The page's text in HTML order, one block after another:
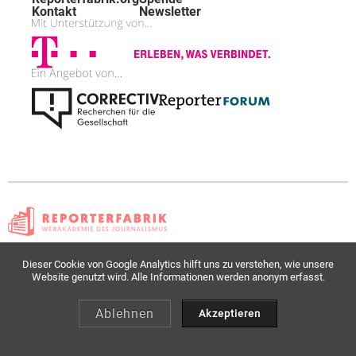
Kontakt
Newsletter
© Reporterfabrik. Alle Rechte vorbehalten sofern nicht anders vermerkt. edX, Open
edX sowie die zugehörigen Logos sind eingetragene Marken oder Marken der edX Inc.
Datenschutzbestimmungen-Nutzungsbedingungen-Verhaltenskodex
Dieser Cookie von Google Analytics hilft uns zu verstehen, wie unsere
Website genutzt wird. Alle Informationen werden anonym erfasst.
Ablehnen Akzeptieren